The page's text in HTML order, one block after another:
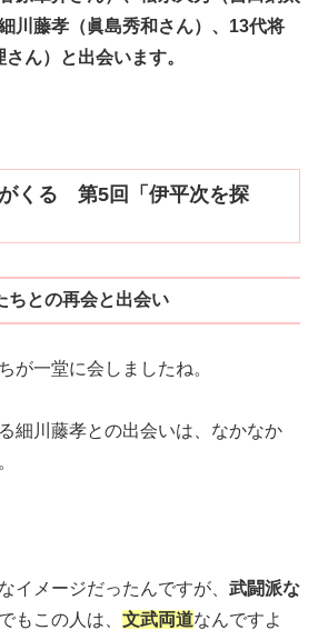
川藤孝（眞島秀和さん）、13代将
ん）と出会います。
くる 第5回「伊平次を探
ちとの再会と出会い
が一堂に会しましたね。
細川藤孝との出会いは、なかなか
イメージだったんですが、 武闘派な
もこの人は、 文武両道なんですよ